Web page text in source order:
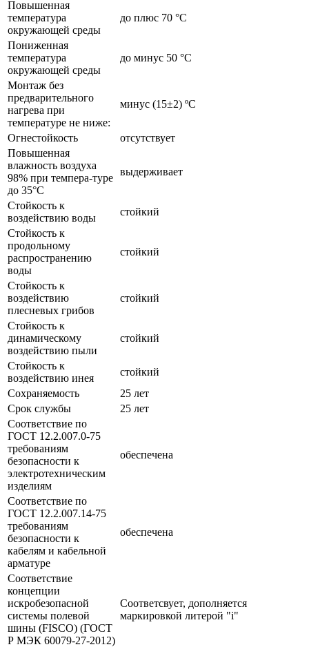
Повышенная
температура
окружающей среды
до плюс 70 °С
Пониженная
температура
окружающей среды
до минус 50 °С
Монтаж без
предварительного
нагрева при
температуре не ниже:
минус (15±2) ºС
Огнестойкость
отсутствует
Повышенная
влажность воздуха
98% при темпера-туре
до 35°С
выдерживает
Стойкость к
воздействию воды
стойкий
Стойкость к
продольному
распространению
воды
стойкий
Стойкость к
воздействию
плесневых грибов
стойкий
Стойкость к
динамическому
воздействию пыли
стойкий
Стойкость к
воздействию инея
стойкий
Сохраняемость
25 лет
Срок службы
25 лет
Соответствие по
ГОСТ 12.2.007.0-75
требованиям
безопасности к
электротехническим
изделиям
обеспечена
Соответствие по
ГОСТ 12.2.007.14-75
требованиям
безопасности к
кабелям и кабельной
арматуре
обеспечена
Соответствие
концепции
искробезопасной
системы полевой
шины (FISCO) (ГОСТ
Р МЭК 60079-27-2012)
Соответсвует, дополняется
маркировкой литерой "i"